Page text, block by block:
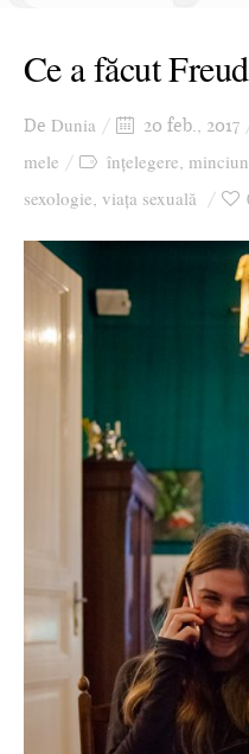
Ce a făcut
De Dunia 20 feb., 2017
mele
înțelegere,
sexologie, viața sexuală